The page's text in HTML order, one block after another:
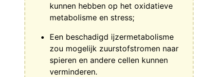
kunnen hebben op het oxidatieve
metabolisme en stress;
Een beschadigd ijzermetabolisme
zou mogelijk zuurstofstromen naar
spieren en andere cellen kunnen
verminderen.